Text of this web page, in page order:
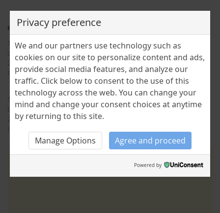
Related
TUDOR ARGHEZI – BILETE
de PAPAGAL
22 May 2020
In "BLOG"
GALA GALACTION – Să dea
Dumnezeu să cad din
căruța electorală
28 January 2025
In "CULTURE"
SCRISUL DE MÂNĂ –
LONGHAND WRITING
23 January 2023
Privacy preference
We and our partners use technology such as
cookies on our site to personalize content and ads,
provide social media features, and analyze our
traffic. Click below to consent to the use of this
technology across the web. You can change your
mind and change your consent choices at anytime
by returning to this site.
Manage Options Agree and proceed
Powered by